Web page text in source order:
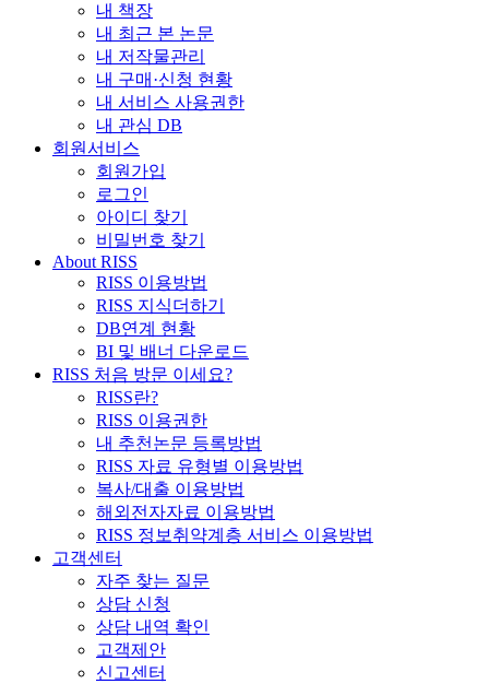
내 책장
내 최근 본 논문
내 저작물관리
내 구매·신청 현황
내 서비스 사용권한
내 관심 DB
회원서비스
회원가입
로그인
아이디 찾기
비밀번호 찾기
About RISS
RISS 이용방법
RISS 지식더하기
DB연계 현황
BI 및 배너 다운로드
RISS 처음 방문 이세요?
RISS란?
RISS 이용권한
내 추천논문 등록방법
RISS 자료 유형별 이용방법
복사/대출 이용방법
해외전자자료 이용방법
RISS 정보취약계층 서비스 이용방법
고객센터
자주 찾는 질문
상담 신청
상담 내역 확인
고객제안
신고센터